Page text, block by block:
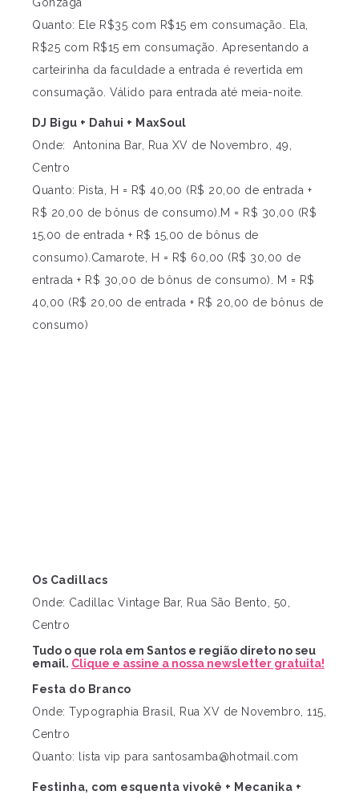
Quanto: Ele R$35 com R$15 em consumação. Ela,
R$25 com R$15 em consumação. Apresentando a
carteirinha da faculdade a entrada é revertida em
consumação. Válido para entrada até meia-noite.
DJ Bigu + Dahui + MaxSoul
Onde: Antonina Bar, Rua XV de Novembro, 49,
Centro
Quanto: Pista, H = R$ 40,00 (R$ 20,00 de entrada +
R$ 20,00 de bônus de consumo).M = R$ 30,00 (R$
15,00 de entrada + R$ 15,00 de bônus de
consumo).Camarote, H = R$ 60,00 (R$ 30,00 de
entrada + R$ 30,00 de bônus de consumo). M = R$
40,00 (R$ 20,00 de entrada + R$ 20,00 de bônus de
consumo)
Os Cadillacs
Onde: Cadillac Vintage Bar, Rua São Bento, 50,
Centro
Tudo o que rola em Santos e região direto no seu
email. Clique e assine a nossa newsletter gratuita!
Festa do Branco
Onde: Typographia Brasil, Rua XV de Novembro, 115,
Centro
Quanto: lista vip para santosamba@hotmail.com
Festinha, com esquenta vivokê + Mecanika +